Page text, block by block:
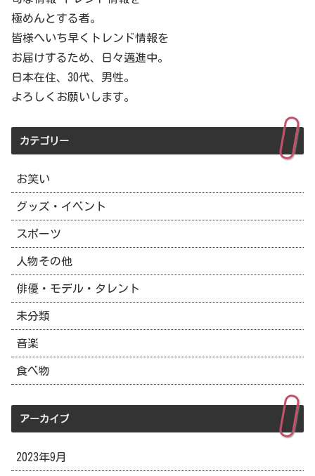
極めんとする者。
皆様へいち早くトレンド情報を
お届けするため、日々邁進中。
日本在住、30代、男性。
よろしくお願いします。
カテゴリー
お笑い
グッズ・イベント
スポーツ
人物その他
俳優・モデル・タレント
未分類
音楽
食べ物
アーカイブ
2023年9月